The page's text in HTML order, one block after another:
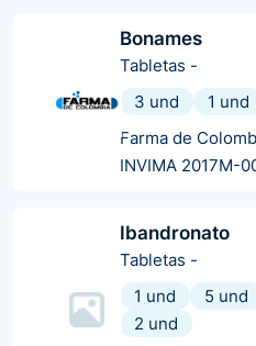
Bonames
Tabletas -
3 und
1 und
Farma de
INVIMA 2017M-
Ibandronato
Tabletas -
1 und
5 und
2 und